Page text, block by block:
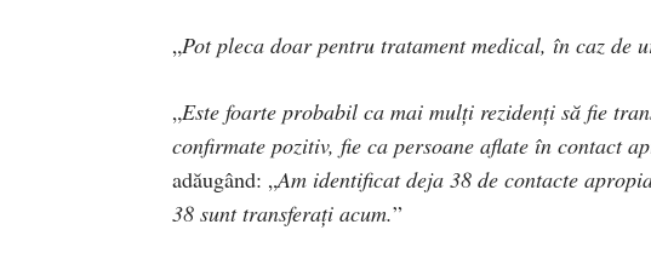
„Pot pleca doar pentru tratament medical, în caz de
„Este foarte probabil ca mai mulți rezidenți să fie
confirmate pozitiv, fie ca persoane aflate în contact
adăugând: „Am identificat deja 38 de contacte
38 sunt transferați acum.”